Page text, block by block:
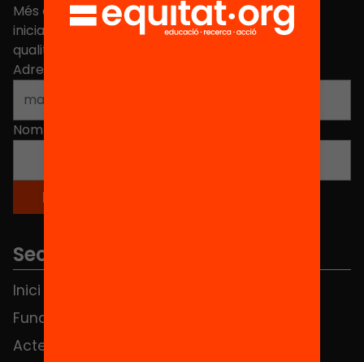
Més de 40.000 persones ja han triat Equitat. Rep
iniciatives, propostes i projectes per millorar la
qualitat de l'educació a Catalunya.
Adreça electrònica
Nom
Seccions
Inici
Fundació
Actes